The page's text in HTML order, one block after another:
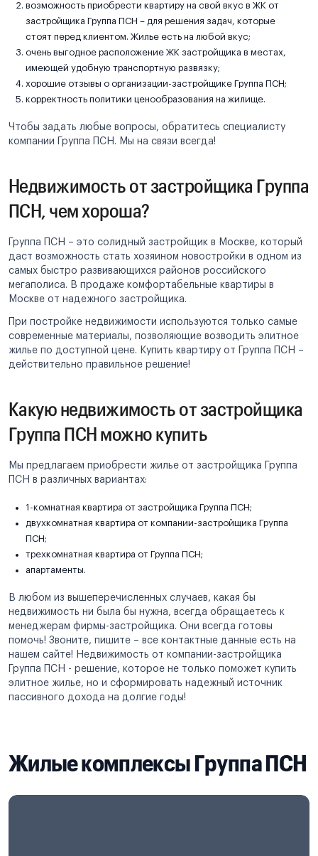
возможность приобрести квартиру на свой вкус в ЖК от
застройщика Группа ПСН – для решения задач, которые
стоят перед клиентом. Жилье есть на любой вкус;
очень выгодное расположение ЖК застройщика в местах,
имеющей удобную транспортную развязку;
хорошие отзывы о организации-застройщике Группа ПСН;
корректность политики ценообразования на жилище.
Чтобы задать любые вопросы, обратитесь специалисту
компании Группа ПСН. Мы на связи всегда!
Недвижимость от застройщика Группа
ПСН, чем хороша?
Группа ПСН – это солидный застройщик в Москве, который
даст возможность стать хозяином новостройки в одном из
самых быстро развивающихся районов российского
мегаполиса. В продаже комфортабельные квартиры в
Москве от надежного застройщика.
При постройке недвижимости используются только самые
современные материалы, позволяющие возводить элитное
жилье по доступной цене. Купить квартиру от Группа ПСН –
действительно правильное решение!
Какую недвижимость от застройщика
Группа ПСН можно купить
Мы предлагаем приобрести жилье от застройщика Группа
ПСН в различных вариантах:
1-комнатная квартира от застройщика Группа ПСН;
двухкомнатная квартира от компании-застройщика Группа
ПСН;
трехкомнатная квартира от Группа ПСН;
апартаменты.
В любом из вышеперечисленных случаев, какая бы
недвижимость ни была бы нужна, всегда обращаетесь к
менеджерам фирмы-застройщика. Они всегда готовы
помочь! Звоните, пишите – все контактные данные есть на
нашем сайте! Недвижимость от компании-застройщика
Группа ПСН - решение, которое не только поможет купить
элитное жилье, но и сформировать надежный источник
пассивного дохода на долгие годы!
Жилые комплексы Группа ПСН